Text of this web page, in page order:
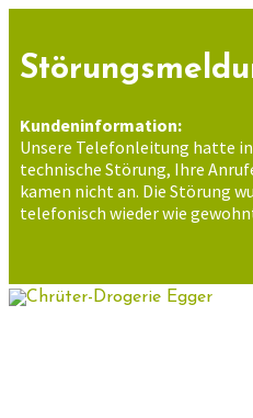
springen
Kundeninformation:
Unsere Telefonleitung hatte
technische Störung, Ihre
kamen nicht an. Die Störung
telefonisch wieder wie